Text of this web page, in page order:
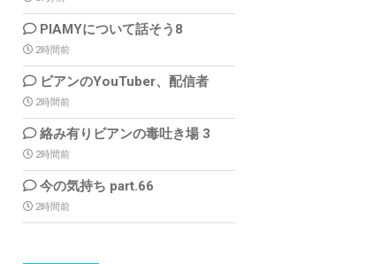
PIAMYについて話そう8
2時間前
ビアンのYouTuber、配信者
2時間前
絡み有りビアンの毒吐き場 3
2時間前
今の気持ち part.66
2時間前